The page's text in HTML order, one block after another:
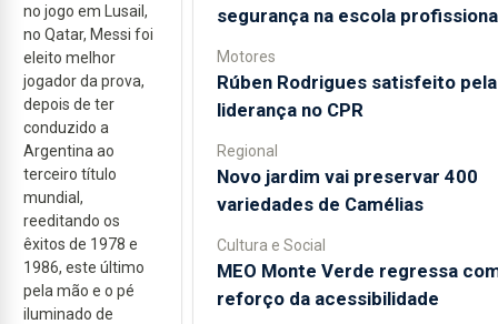
no jogo em Lusail,
no Qatar, Messi foi
eleito melhor
jogador da prova,
depois de ter
conduzido a
Argentina ao
terceiro título
mundial,
reeditando os
êxitos de 1978 e
1986, este último
pela mão e o pé
iluminado de
segurança na escola
Motores
Rúben Rodrigues satisfeito pela
liderança no CPR
Regional
Novo jardim vai preservar 400
variedades de Camélias
Cultura e Social
MEO Monte Verde regressa
reforço da acessibilidade